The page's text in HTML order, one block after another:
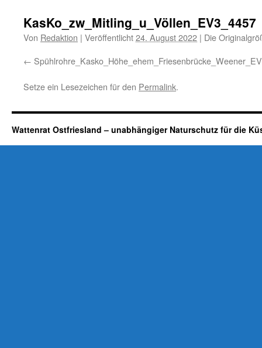
KasKo_zw_Mitling_u_Völlen_EV3_4457
Von Redaktion | Veröffentlicht24. August 2022 | Die
Setze ein Lesezeichen für den Permalink.
Wattenrat Ostfriesland – unabhängiger Naturschutz für die